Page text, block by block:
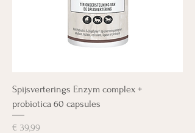
Spijsverterings Enzym complex +
probiotica 60 capsules
Prijs
€ 39,99